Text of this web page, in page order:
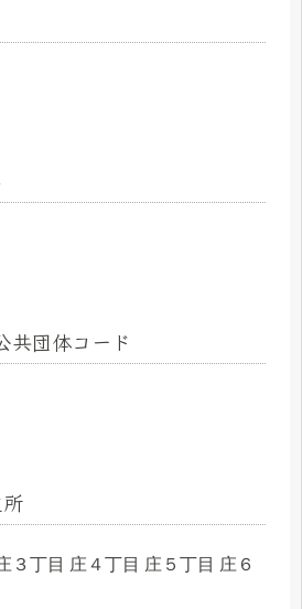
共団体コード
３丁目 庄４丁目 庄５丁目 庄６